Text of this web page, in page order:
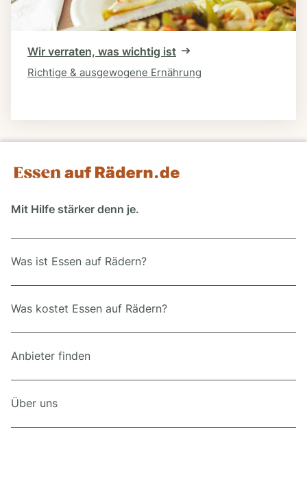
Wir verraten, was wichtig ist
Richtige & ausgewogene Ernährung
Mit Hilfe stärker denn je.
Was ist Essen auf Rädern?
Was kostet Essen auf Rädern?
Anbieter finden
Über uns